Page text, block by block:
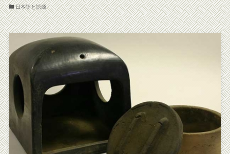
日本語と語源